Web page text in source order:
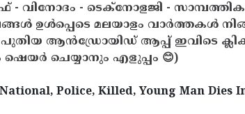
- വിനോദം - ടെക്നോളജി -
ഉൾപ്പെടെ മലയാളം വാർത്തകൾ
ആൻഡ്രോയിഡ് ആപ്പ് ഇവിടെ
ചെയ്യാനും എളുപ്പം 😊)
Police, Killed, Young Man Dies